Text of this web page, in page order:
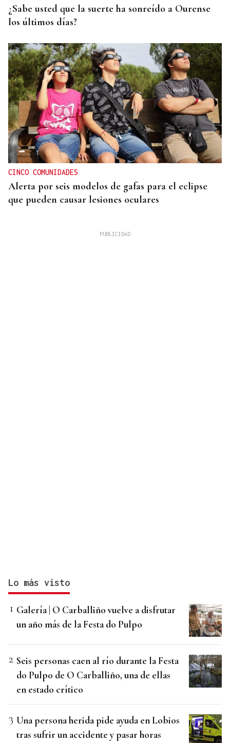
¿Sabe usted que la suerte ha sonreído a Ourense
los últimos días?
CINCO COMUNIDADES
Alerta por seis modelos de gafas para el eclipse
que pueden causar lesiones oculares
Lo más visto
Galería | O Carballiño vuelve a disfrutar
un año más de la Festa do Pulpo
Seis personas caen al río durante la Festa
do Pulpo de O Carballiño, una de ellas
en estado crítico
Una persona herida pide ayuda en Lobios
tras sufrir un accidente y pasar horas